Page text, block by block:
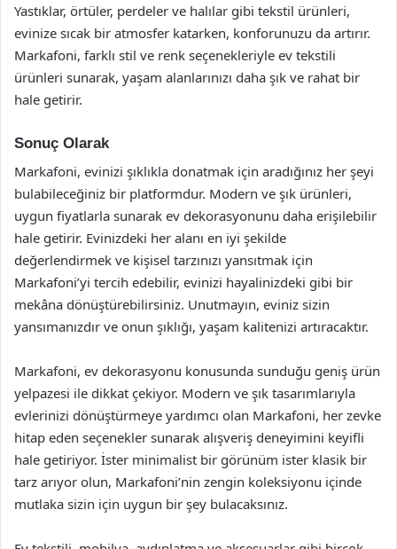
Yastıklar, örtüler, perdeler ve halılar gibi tekstil ürünleri,
evinize sıcak bir atmosfer katarken, konforunuzu da artırır.
Markafoni, farklı stil ve renk seçenekleriyle ev tekstili
ürünleri sunarak, yaşam alanlarınızı daha şık ve rahat bir
hale getirir.
Sonuç Olarak
Markafoni, evinizi şıklıkla donatmak için aradığınız her şeyi
bulabileceğiniz bir platformdur. Modern ve şık ürünleri,
uygun fiyatlarla sunarak ev dekorasyonunu daha erişilebilir
hale getirir. Evinizdeki her alanı en iyi şekilde
değerlendirmek ve kişisel tarzınızı yansıtmak için
Markafoni’yi tercih edebilir, evinizi hayalinizdeki gibi bir
mekâna dönüştürebilirsiniz. Unutmayın, eviniz sizin
yansımanızdır ve onun şıklığı, yaşam kalitenizi artıracaktır.
Markafoni, ev dekorasyonu konusunda sunduğu geniş ürün
yelpazesi ile dikkat çekiyor. Modern ve şık tasarımlarıyla
evlerinizi dönüştürmeye yardımcı olan Markafoni, her zevke
hitap eden seçenekler sunarak alışveriş deneyimini keyifli
hale getiriyor. İster minimalist bir görünüm ister klasik bir
tarz arıyor olun, Markafoni’nin zengin koleksiyonu içinde
mutlaka sizin için uygun bir şey bulacaksınız.